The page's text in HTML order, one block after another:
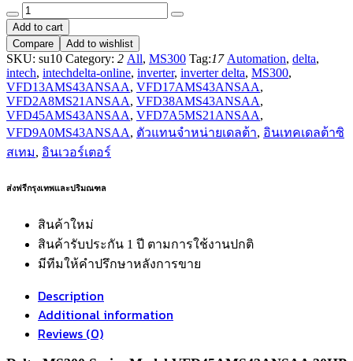
Delta
MS300
Series
Model
:
VFD45AMS43ANSAA
quantity
Add to cart
Compare
Add to wishlist
SKU: su10 Category: 2 All, MS300 Tag:17 Automation, delta,
intech, intechdelta-online, inverter, inverter delta, MS300,
VFD13AMS43ANSAA, VFD17AMS43ANSAA,
VFD2A8MS21ANSAA, VFD38AMS43ANSAA,
VFD45AMS43ANSAA, VFD7A5MS21ANSAA,
VFD9A0MS43ANSAA, ตัวแทนจำหน่ายเดลต้า, อินเทคเดลต้าซิ
สเทม, อินเวอร์เตอร์
‎ส่งฟรีกรุงเทพและปริมณฑล‬
สินค้าใหม่
สินค้ารับประกัน 1 ปี ตามการใช้งานปกติ
มีทีมให้คำปรึกษาหลังการขาย
Description
Additional information
Reviews (0)